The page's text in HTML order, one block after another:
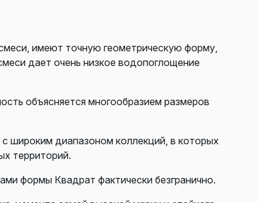
имеют точную геометрическую форму,
дает очень низкое водопоглощение
объясняется многообразием размеров
широким диапазоном коллекций, в которых
территорий.
формы Квадрат фактически безгранично.